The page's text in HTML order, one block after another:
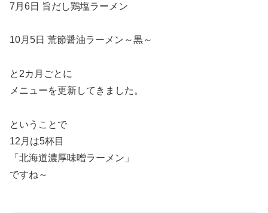
7月6日 旨だし鶏塩ラーメン
10月5日 荒節醤油ラーメン～黒～
と2カ月ごとに
メニューを更新してきました。
ということで
12月は5杯目
「北海道濃厚味噌ラーメン」
ですね～